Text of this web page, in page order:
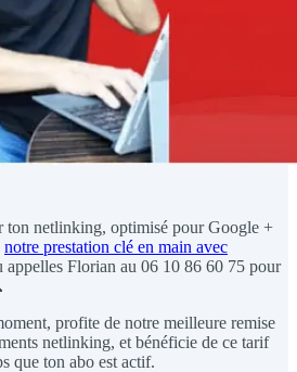
ton netlinking, optimisé pour Google +
notre prestation clé en main avec
appelles Florian au 06 10 86 60 75 pour
profite de notre meilleure remise
netlinking, et bénéficie de ce tarif
que ton abo est actif.